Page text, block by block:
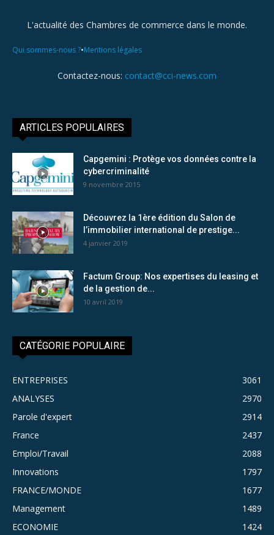
L'actualité des Chambres de commerce dans le monde.
Qui sommes-nous ?•Mentions légales
Contactez-nous: contact@cci-news.com
ARTICLES POPULAIRES
Capgemini : Protège vos données contre la
cybercriminalité
9 novembre 2015
Découvrez la 1ère édition du Salon de
l’immobilier international de prestige...
4 janvier 2019
Factum Group: Nos expertises du leasing et
de la gestion de...
10 avril 2019
CATÉGORIE POPULAIRE
ENTREPRISES
3061
ANALYSES
2970
Parole d'expert
2914
France
2437
Emploi/Travail
2088
Innovations
1797
FRANCE/MONDE
1677
Management
1489
ECONOMIE
1424